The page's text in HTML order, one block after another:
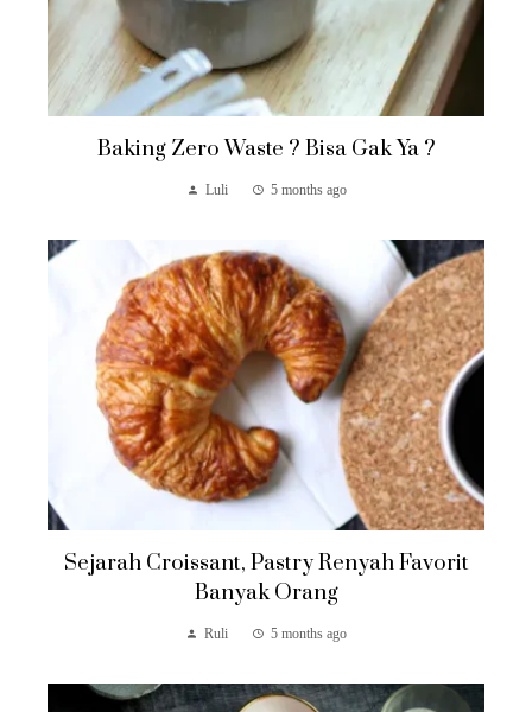
Baking Zero Waste ? Bisa Gak Ya ?
Luli 5 months ago
Sejarah Croissant, Pastry Renyah Favorit
Banyak Orang
Ruli 5 months ago